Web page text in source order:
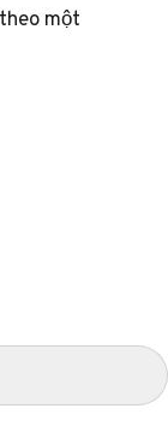
một